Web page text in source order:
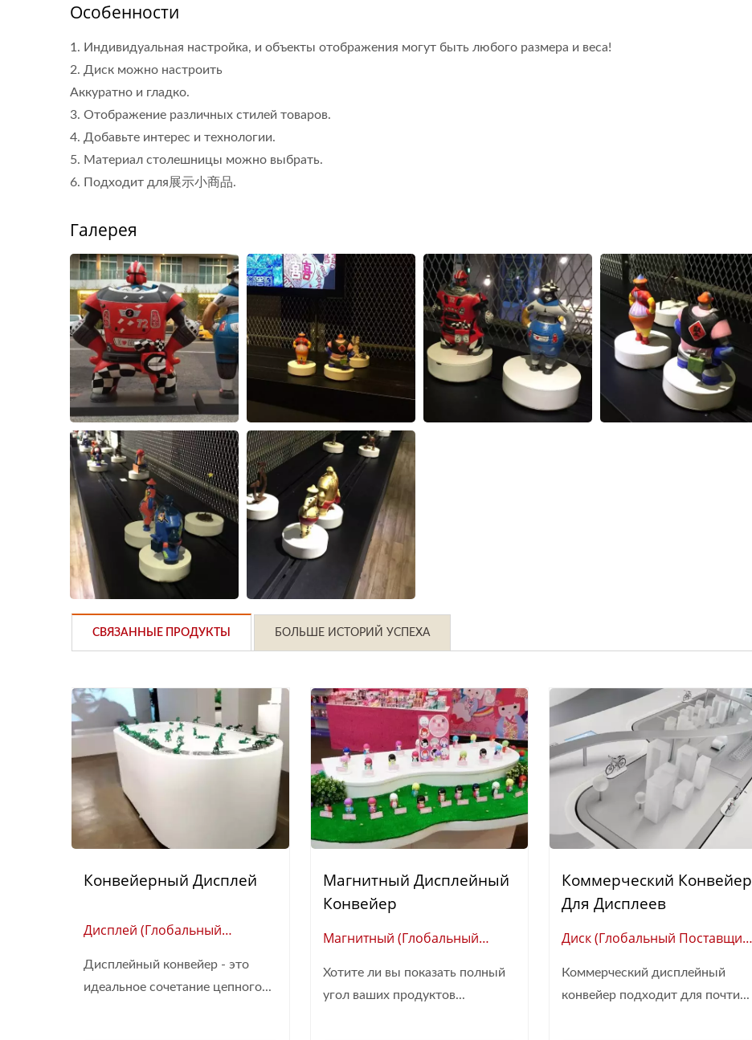
Особенности
1. Индивидуальная настройка, и объекты отображения могут быть любого размера и веса!
2. Диск можно настроить
Аккуратно и гладко.
3. Отображение различных стилей товаров.
4. Добавьте интерес и технологии.
5. Материал столешницы можно выбрать.
6. Подходит для展示小商品.
Галерея
СВЯЗАННЫЕ ПРОДУКТЫ БОЛЬШЕ ИСТОРИЙ УСПЕХА
Конвейерный Дисплей
Дисплей (Глобальный
Автоматизации Ресторанов)
Дисплейный конвейер - это
идеальное сочетание цепного...
Магнитный Дисплейный
Конвейер
Магнитный (Глобальный
Хотите ли вы показать полный
угол ваших продуктов...
Коммерческий Конвейер
Для Дисплеев
Диск (Глобальный Поставщик
Ресторанов)
Коммерческий дисплейный
конвейер подходит для почти...
(пулевой Поезд)